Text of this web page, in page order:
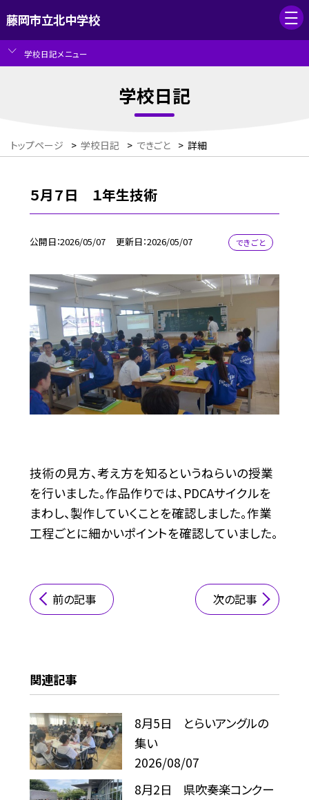
藤岡市立北中学校
学校日記メニュー
学校日記
トップページ > 学校日記 > できごと > 詳細
５月７日 １年生技術
公開日 2026/05/07 更新日 2026/05/07 できごと
技術の見方、考え方を知るというねらいの授業
を行いました。作品作りでは、PDCAサイクルを
まわし、製作していくことを確認しました。作業
工程ごとに細かいポイントを確認していました。
前の記事 次の記事
関連記事
8月5日 とらいアングルの
集い
2026/08/07
8月2日 県吹奏楽コンクー